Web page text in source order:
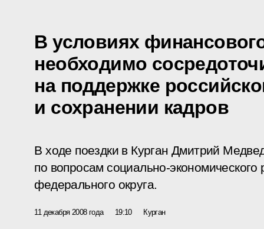
В условиях
необходимо
на поддержке
и сохранении кадров
В ходе поездки в Курган Дмитрий
по вопросам социально-экономического
федерального округа.
11 декабря 2008 года 19:10 Курган